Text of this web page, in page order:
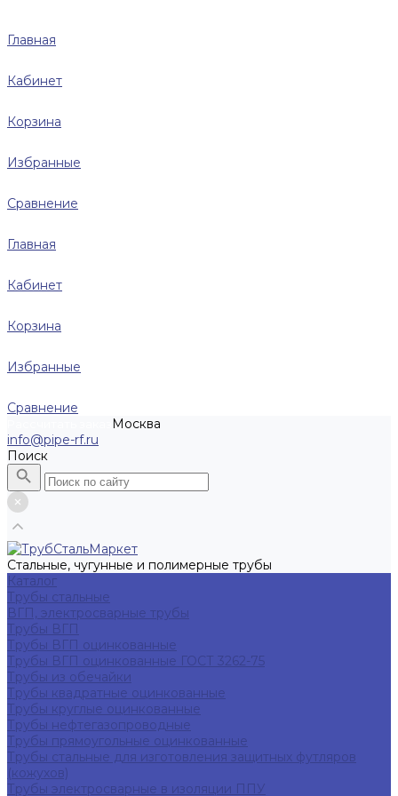
Главная
Кабинет
Корзина
Избранные
Сравнение
Главная
Кабинет
Корзина
Избранные
Сравнение
Москва
info@pipe-rf.ru
Поиск
Стальные, чугунные и полимерные трубы
Каталог
Трубы стальные
ВГП, электросварные трубы
Трубы ВГП
Трубы ВГП оцинкованные
Трубы ВГП оцинкованные ГОСТ 3262-75
Трубы из обечайки
Трубы квадратные оцинкованные
Трубы круглые оцинкованные
Трубы нефтегазопроводные
Трубы прямоугольные оцинкованные
Трубы стальные для изготовления защитных футляров
(кожухов)
Трубы электросварные в изоляции ППУ